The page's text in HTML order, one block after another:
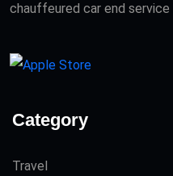
chauffeured car end
Category
Travel